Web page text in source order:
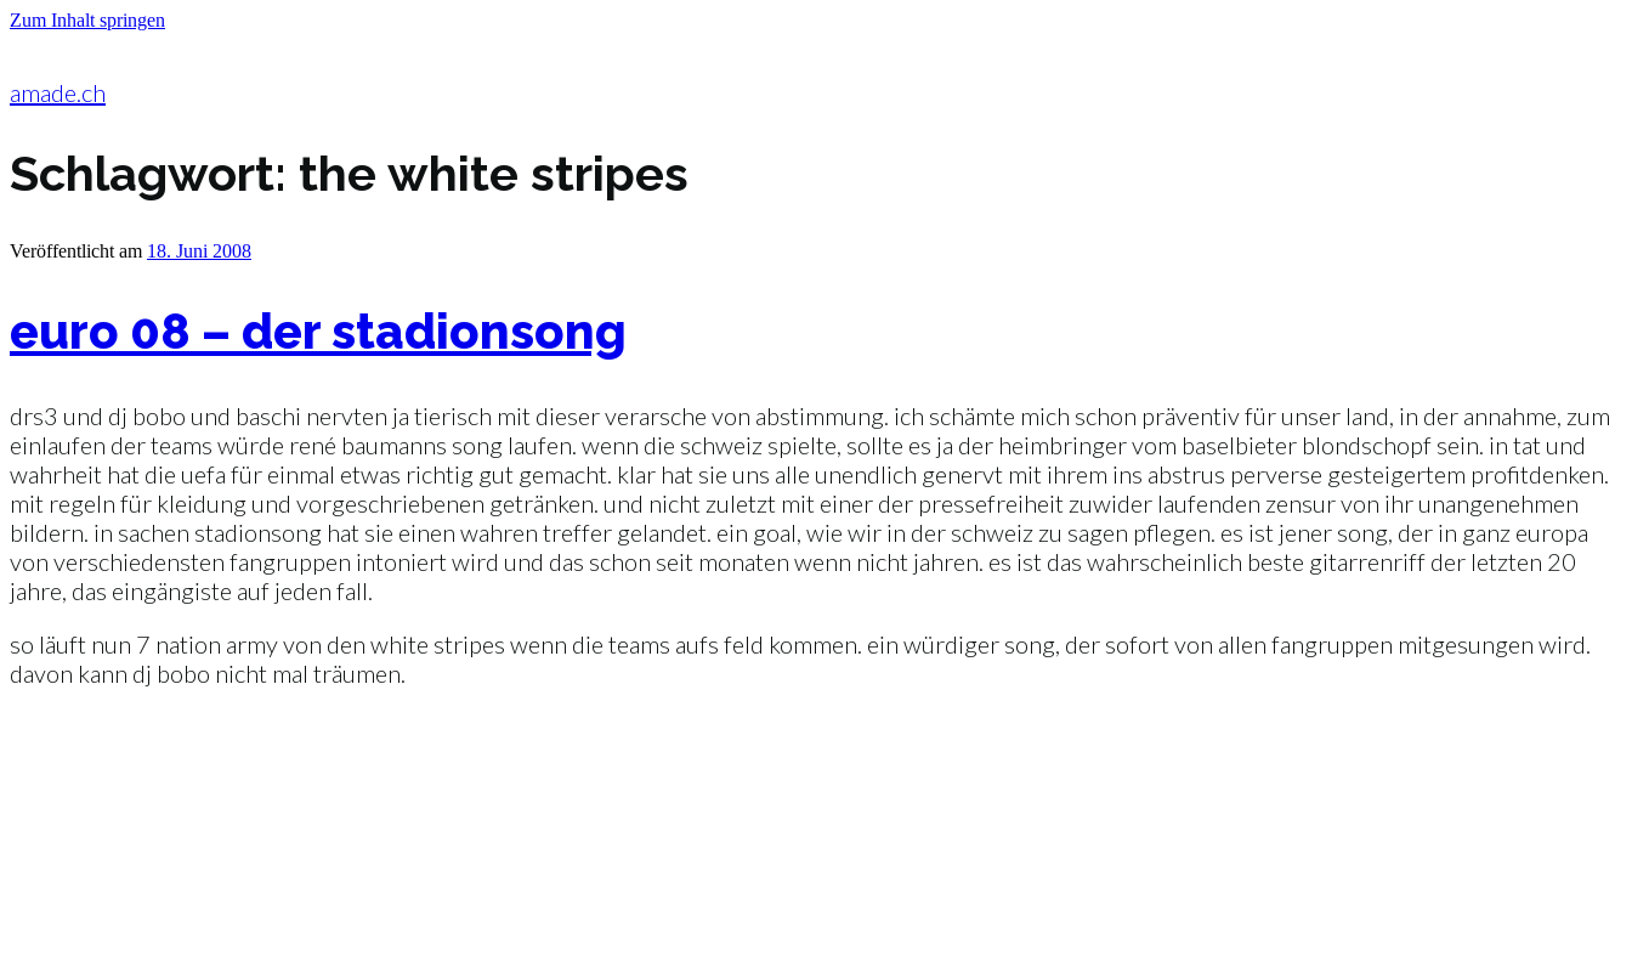
Zum Inhalt springen
amade.ch
Schlagwort: the white stripes
Veröffentlicht am 18. Juni 2008
euro 08 – der stadionsong
drs3 und dj bobo und baschi nervten ja tierisch mit dieser verarsche von abstimmung. ich schämte mich schon präventiv für unser land, in der annahme, zum
einlaufen der teams würde rené baumanns song laufen. wenn die schweiz spielte, sollte es ja der heimbringer vom baselbieter blondschopf sein. in tat und
wahrheit hat die uefa für einmal etwas richtig gut gemacht. klar hat sie uns alle unendlich genervt mit ihrem ins abstrus perverse gesteigertem profitdenken.
mit regeln für kleidung und vorgeschriebenen getränken. und nicht zuletzt mit einer der pressefreiheit zuwider laufenden zensur von ihr unangenehmen
bildern. in sachen stadionsong hat sie einen wahren treffer gelandet. ein goal, wie wir in der schweiz zu sagen pflegen. es ist jener song, der in ganz europa
von verschiedensten fangruppen intoniert wird und das schon seit monaten wenn nicht jahren. es ist das wahrscheinlich beste gitarrenriff der letzten 20
jahre, das eingängiste auf jeden fall.
so läuft nun 7 nation army von den white stripes wenn die teams aufs feld kommen. ein würdiger song, der sofort von allen fangruppen mitgesungen wird.
davon kann dj bobo nicht mal träumen.